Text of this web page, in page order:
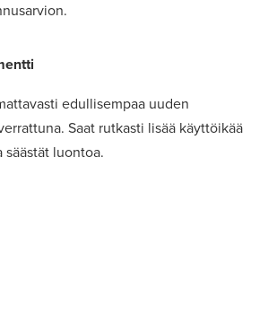
edullisempaa uuden
Saat rutkasti lisää käyttöikää
luontoa.